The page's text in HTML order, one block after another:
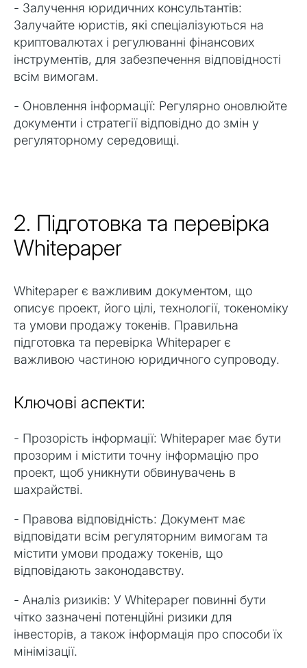
- Залучення юридичних консультантів:
Залучайте юристів, які спеціалізуються на
криптовалютах і регулюванні фінансових
інструментів, для забезпечення відповідності
всім вимогам.
- Оновлення інформації: Регулярно оновлюйте
документи і стратегії відповідно до змін у
регуляторному середовищі.
2. Підготовка та перевірка
Whitepaper
Whitepaper є важливим документом, що
описує проект, його цілі, технології, токеноміку
та умови продажу токенів. Правильна
підготовка та перевірка Whitepaper є
важливою частиною юридичного супроводу.
Ключові аспекти:
- Прозорість інформації: Whitepaper має бути
прозорим і містити точну інформацію про
проект, щоб уникнути обвинувачень в
шахрайстві.
- Правова відповідність: Документ має
відповідати всім регуляторним вимогам та
містити умови продажу токенів, що
відповідають законодавству.
- Аналіз ризиків: У Whitepaper повинні бути
чітко зазначені потенційні ризики для
інвесторів, а також інформація про способи їх
мінімізації.